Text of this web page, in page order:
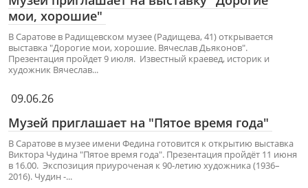
мои, хорошие"
В Саратове в Радищевском музее (Радищева, 41) открывается
выставка "Дорогие мои, хорошие. Вячеслав Дьяконов".
Презентация пройдет 9 июля. Известный краевед, историк и
художник Вячеслав...
09.06.26
Музей приглашает на "Пятое время года"
В Саратове в музее имени Федина готовится к открытию выставка
Виктора Чудина "Пятое время года". Презентация пройдёт 11 июня
в 16.00. Экспозиция приуроченая к 90-летию художника (1936–
2016). Чудин -...